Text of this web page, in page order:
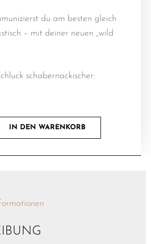
du am besten gleich
– mit deiner neuen „wild
schabernackischer:
IN DEN WARENKORB